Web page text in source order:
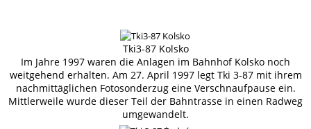
Tki3-87 Kolsko
Im Jahre 1997 waren die Anlagen im Bahnhof Kolsko noch
weitgehend erhalten. Am 27. April 1997 legt Tki 3-87 mit ihrem
nachmittäglichen Fotosonderzug eine Verschnaufpause ein.
Mittlerweile wurde dieser Teil der Bahntrasse in einen Radweg
umgewandelt.